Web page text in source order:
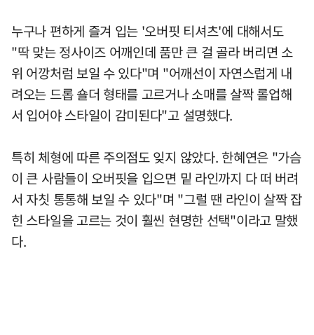
누구나 편하게 즐겨 입는 '오버핏 티셔츠'에 대해서도
"딱 맞는 정사이즈 어깨인데 품만 큰 걸 골라 버리면 소
위 어깡처럼 보일 수 있다"며 "어깨선이 자연스럽게 내
려오는 드롭 숄더 형태를 고르거나 소매를 살짝 롤업해
서 입어야 스타일이 감미된다"고 설명했다.
특히 체형에 따른 주의점도 잊지 않았다. 한혜연은 "가슴
이 큰 사람들이 오버핏을 입으면 밑 라인까지 다 떠 버려
서 자칫 통통해 보일 수 있다"며 "그럴 땐 라인이 살짝 잡
힌 스타일을 고르는 것이 훨씬 현명한 선택"이라고 말했
다.